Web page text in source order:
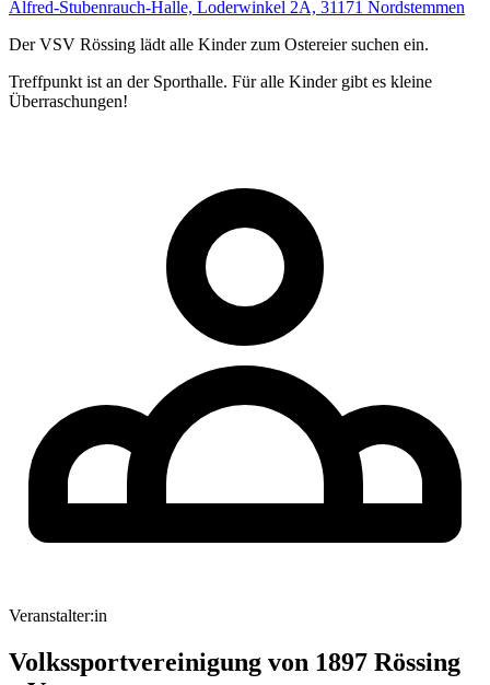
Alfred-Stubenrauch-Halle, Loderwinkel 2A, 31171 Nordstemmen
Der VSV Rössing lädt alle Kinder zum Ostereier suchen ein.
Treffpunkt ist an der Sporthalle. Für alle Kinder gibt es kleine
Überraschungen!
Veranstalter:in
Volkssportvereinigung von 1897 Rössing